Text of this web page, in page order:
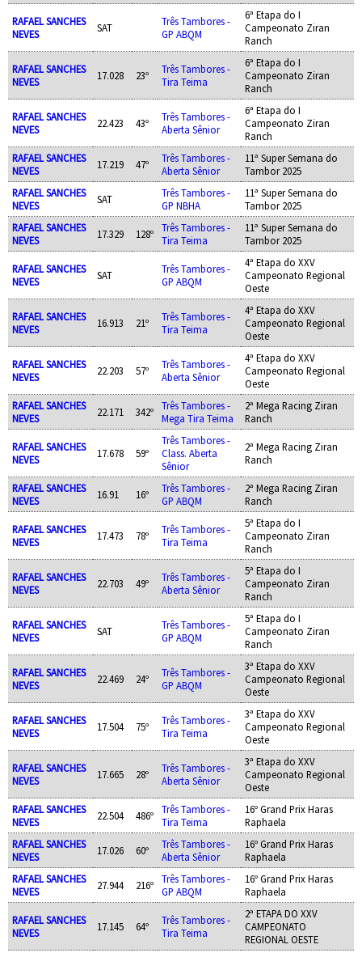
RAFAEL SANCHES
NEVES
SAT
Três Tambores -
GP ABQM
6ª Etapa do I
Campeonato Ziran
Ranch
RAFAEL SANCHES
NEVES
17.028 23º
Três Tambores -
Tira Teima
6ª Etapa do I
Campeonato Ziran
Ranch
RAFAEL SANCHES
NEVES
22.423 43º
Três Tambores -
Aberta Sênior
6ª Etapa do I
Campeonato Ziran
Ranch
RAFAEL SANCHES
NEVES
17.219 47º
Três Tambores -
Aberta Sênior
11ª Super Semana do
Tambor 2025
RAFAEL SANCHES
NEVES
SAT
Três Tambores -
GP NBHA
11ª Super Semana do
Tambor 2025
RAFAEL SANCHES
NEVES
17.329 128º
Três Tambores -
Tira Teima
11ª Super Semana do
Tambor 2025
RAFAEL SANCHES
NEVES
SAT
Três Tambores -
GP ABQM
4ª Etapa do XXV
Campeonato Regional
Oeste
RAFAEL SANCHES
NEVES
16.913 21º
Três Tambores -
Tira Teima
4ª Etapa do XXV
Campeonato Regional
Oeste
RAFAEL SANCHES
NEVES
22.203 57º
Três Tambores -
Aberta Sênior
4ª Etapa do XXV
Campeonato Regional
Oeste
RAFAEL SANCHES
NEVES
22.171 342º
Três Tambores -
Mega Tira Teima
2ª Mega Racing Ziran
Ranch
RAFAEL SANCHES
NEVES
17.678 59º
Três Tambores -
Class. Aberta
Sênior
2ª Mega Racing Ziran
Ranch
RAFAEL SANCHES
NEVES
16.91 16º
Três Tambores -
GP ABQM
2ª Mega Racing Ziran
Ranch
RAFAEL SANCHES
NEVES
17.473 78º
Três Tambores -
Tira Teima
5ª Etapa do I
Campeonato Ziran
Ranch
RAFAEL SANCHES
NEVES
22.703 49º
Três Tambores -
Aberta Sênior
5ª Etapa do I
Campeonato Ziran
Ranch
RAFAEL SANCHES
NEVES
SAT
Três Tambores -
GP ABQM
5ª Etapa do I
Campeonato Ziran
Ranch
RAFAEL SANCHES
NEVES
22.469 24º
Três Tambores -
GP ABQM
3ª Etapa do XXV
Campeonato Regional
Oeste
RAFAEL SANCHES
NEVES
17.504 75º
Três Tambores -
Tira Teima
3ª Etapa do XXV
Campeonato Regional
Oeste
RAFAEL SANCHES
NEVES
17.665 28º
Três Tambores -
Aberta Sênior
3ª Etapa do XXV
Campeonato Regional
Oeste
RAFAEL SANCHES
NEVES
22.504 486º
Três Tambores -
Tira Teima
16º Grand Prix Haras
Raphaela
RAFAEL SANCHES
NEVES
17.026 60º
Três Tambores -
Aberta Sênior
16º Grand Prix Haras
Raphaela
RAFAEL SANCHES
NEVES
27.944 216º
Três Tambores -
GP ABQM
16º Grand Prix Haras
Raphaela
RAFAEL SANCHES
NEVES
17.145 64º
Três Tambores -
Tira Teima
2ª ETAPA DO XXV
CAMPEONATO
REGIONAL OESTE